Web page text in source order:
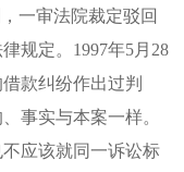
一审法院裁定驳回
规定。1997年5月28
款纠纷作出过判
事实与本案一样。
应该就同一诉讼标